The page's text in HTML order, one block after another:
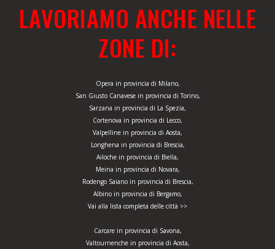
LAVORIAMO ANCHE NELLE
ZONE DI:
Opera in provincia di Milano,
San Giusto Canavese in provincia di Torino,
Sarzana in provincia di La Spezia,
Cortenova in provincia di Lecco,
Valpelline in provincia di Aosta,
Longhena in provincia di Brescia,
Ailoche in provincia di Biella,
Meina in provincia di Novara,
Rodengo Saiano in provincia di Brescia,
Albino in provincia di Bergamo,
Vai alla lista completa delle città >>
Carcare in provincia di Savona,
Valtournenche in provincia di Aosta,